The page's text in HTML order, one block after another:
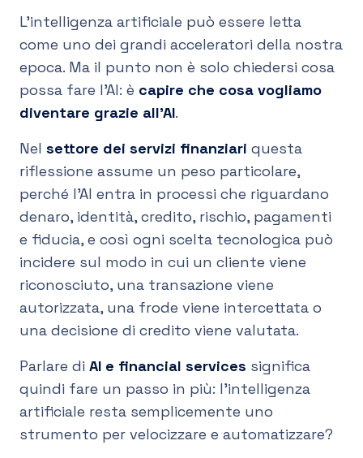
L’intelligenza artificiale può essere letta
come uno dei grandi acceleratori della nostra
epoca. Ma il punto non è solo chiedersi cosa
possa fare l’AI: è capire che cosa vogliamo
diventare grazie all’AI.
Nel settore dei servizi finanziari questa
riflessione assume un peso particolare,
perché l’AI entra in processi che riguardano
denaro, identità, credito, rischio, pagamenti
e fiducia, e così ogni scelta tecnologica può
incidere sul modo in cui un cliente viene
riconosciuto, una transazione viene
autorizzata, una frode viene intercettata o
una decisione di credito viene valutata.
Parlare di AI e financial services significa
quindi fare un passo in più: l’intelligenza
artificiale resta semplicemente uno
strumento per velocizzare e automatizzare?